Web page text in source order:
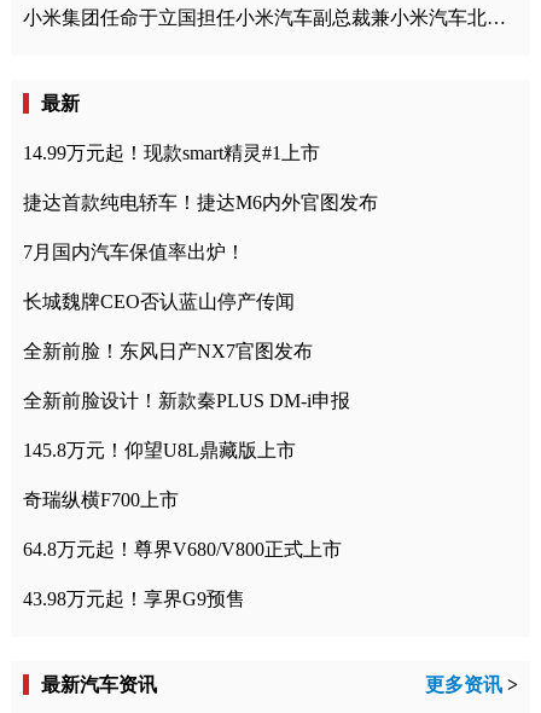
小米集团任命于立国担任小米汽车副总裁兼小米汽车北京总部政委
最新
14.99万元起！现款smart精灵#1上市
捷达首款纯电轿车！捷达M6内外官图发布
7月国内汽车保值率出炉！
长城魏牌CEO否认蓝山停产传闻
全新前脸！东风日产NX7官图发布
全新前脸设计！新款秦PLUS DM-i申报
145.8万元！仰望U8L鼎藏版上市
奇瑞纵横F700上市
64.8万元起！尊界V680/V800正式上市
43.98万元起！享界G9预售
最新汽车资讯 更多资讯 >